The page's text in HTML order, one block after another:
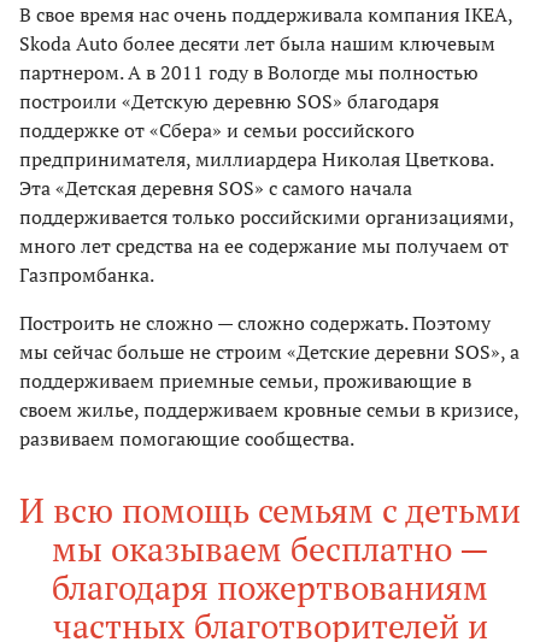
В свое время нас очень поддерживала компания IKEA,
Skoda Auto более десяти лет была нашим ключевым
партнером. А в 2011 году в Вологде мы полностью
построили «Детскую деревню SOS» благодаря
поддержке от «Сбера» и семьи российского
предпринимателя, миллиардера Николая Цветкова.
Эта «Детская деревня SOS» с самого начала
поддерживается только российскими организациями,
много лет средства на ее содержание мы получаем от
Газпромбанка.
Построить не сложно — сложно содержать. Поэтому
мы сейчас больше не строим «Детские деревни SOS», а
поддерживаем приемные семьи, проживающие в
своем жилье, поддерживаем кровные семьи в кризисе,
развиваем помогающие сообщества.
И всю помощь семьям с детьми
мы оказываем бесплатно —
благодаря пожертвованиям
частных благотворителей и